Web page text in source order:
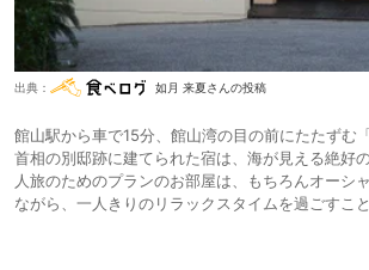
出典： 如月 来夏さんの投稿
館山駅から車で15分、館山湾の目の前にたたず
首相の別邸跡に建てられた宿は、海が見える絶好
人旅のためのプランのお部屋は、もちろんオーシ
ながら、一人きりのリラックスタイムを過ごすこと